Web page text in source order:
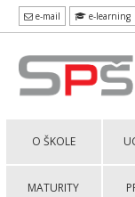
e-mail e-learning
O ŠKOLE
MATURITY